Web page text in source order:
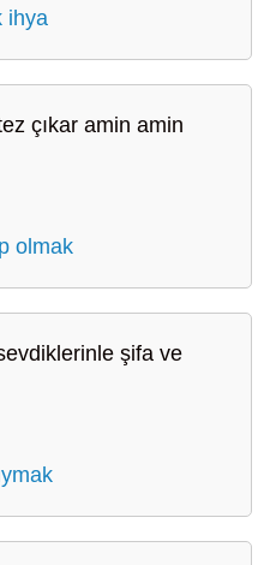
ihya
çıkar amin amin
olmak
şifa ve